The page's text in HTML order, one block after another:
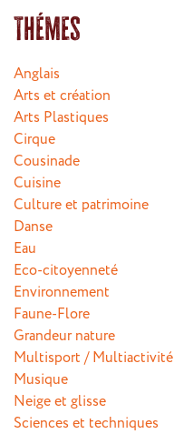
Thémes
Anglais
Arts et création
Arts Plastiques
Cirque
Cousinade
Cuisine
Culture et patrimoine
Danse
Eau
Eco-citoyenneté
Environnement
Faune-Flore
Grandeur nature
Multisport / Multiactivité
Musique
Neige et glisse
Sciences et techniques